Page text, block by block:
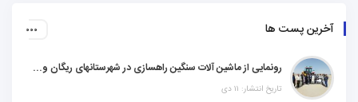
آخرین پست ها
رونمایی از ماشین آلات سنگین راهسازی در شهرستانهای ریگان و گنبکی
تاریخ انتشار: ۱۱ دی